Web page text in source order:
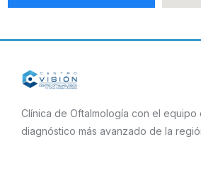
Clínica de Oftalmología con el equipo
diagnóstico más avanzado de la